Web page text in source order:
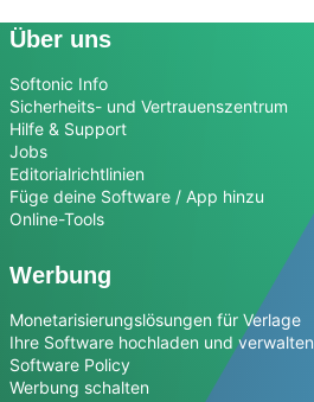
Über uns
Softonic Info
Sicherheits- und Vertrauenszentrum
Hilfe & Support
Jobs
Editorialrichtlinien
Füge deine Software / App hinzu
Online-Tools
Werbung
Monetarisierungslösungen für Verlage
Ihre Software hochladen und verwalten
Software Policy
Werbung schalten